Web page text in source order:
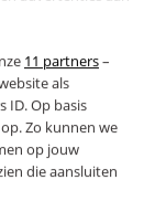
11 partners–
als
ID. Op basis
Zo kunnen we
op jouw
die aansluiten